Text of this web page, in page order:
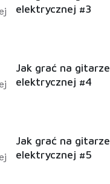
elektrycznej #3
Jak grać na gitarze
elektrycznej #4
Jak grać na gitarze
elektrycznej #5